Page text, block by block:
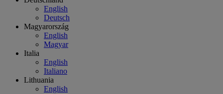
English
Deutsch
Magyarország
English
Magyar
Italia
English
Italiano
Lithuania
English